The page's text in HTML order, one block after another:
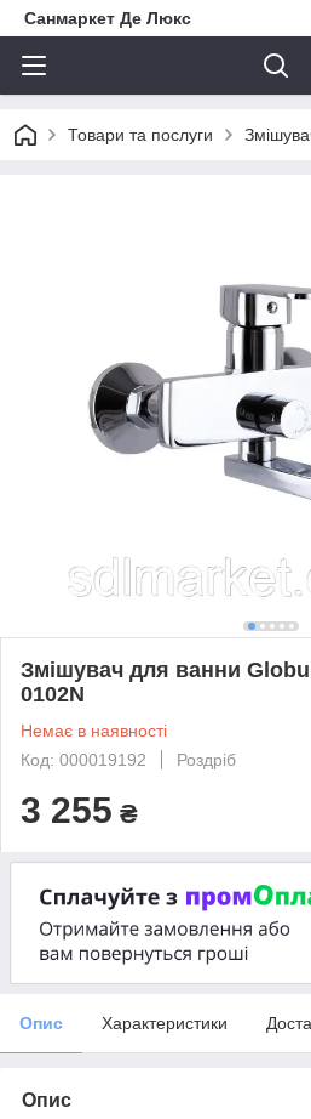
Санмаркет Де Люкс
Товари та послуги
Змішувач для ванни
0102N
Немає в наявності
Код: 000019192
Роздріб
3 255 ₴
Опис Характеристики
Опис